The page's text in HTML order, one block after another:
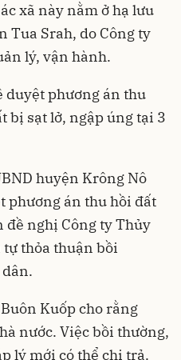
xã này nằm ở hạ lưu
Tua Srah, do Công ty
lý, vận hành.
duyệt phương án thu
bị sạt lở, ngập úng tại 3
huyện Krông Nô
phương án thu hồi đất
đề nghị Công ty Thủy
thỏa thuận bồi
Kuốp cho rằng
nước. Việc bồi thường,
lý mới có thể chi trả.